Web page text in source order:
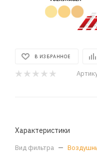
В ИЗБРАННОЕ
Характеристики
Вид фильтра —